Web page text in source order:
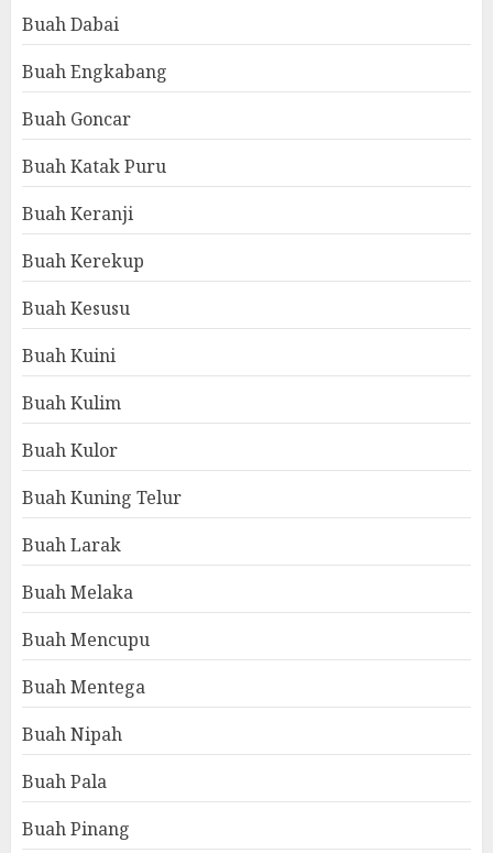
Buah Dabai
Buah Engkabang
Buah Goncar
Buah Katak Puru
Buah Keranji
Buah Kerekup
Buah Kesusu
Buah Kuini
Buah Kulim
Buah Kulor
Buah Kuning Telur
Buah Larak
Buah Melaka
Buah Mencupu
Buah Mentega
Buah Nipah
Buah Pala
Buah Pinang